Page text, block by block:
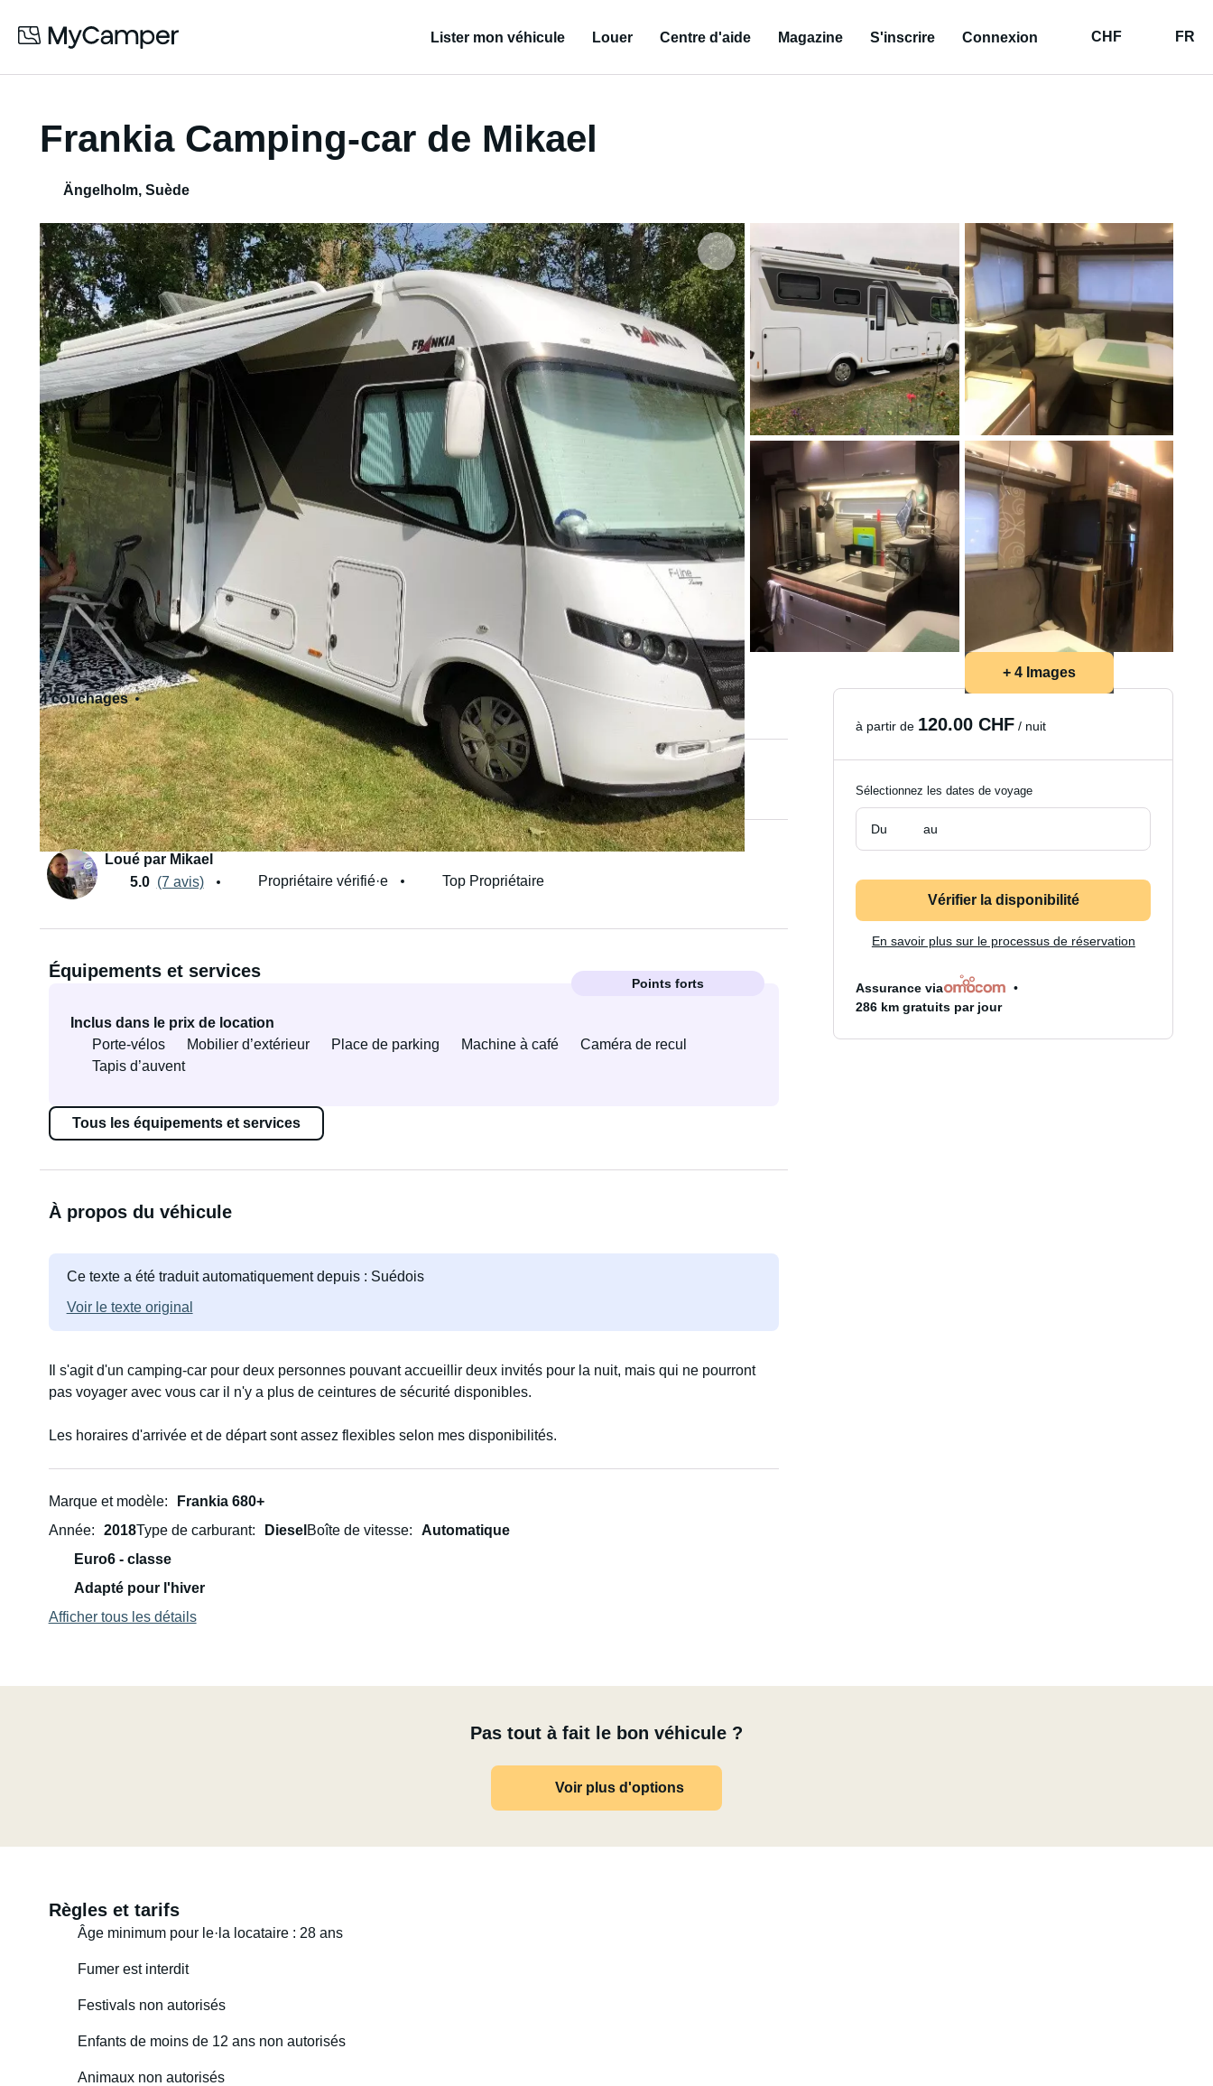
Lister mon véhicule Louer Centre d'aide Magazine S'inscrire Connexion CHF FR
Frankia Camping-car de Mikael
Ängelholm, Suède
+ 4 Images
4 couchages
2 siège(s)
Permis de conduire - Cat. C
Loué par Mikael
5.0 (7 avis) Propriétaire vérifié·e Top Propriétaire
Équipements et services
Points forts
Inclus dans le prix de location
Porte-vélos
Mobilier d’extérieur Place de parking Machine à café
Caméra de recul
Tapis d’auvent
Tous les équipements et services
À propos du véhicule
Ce texte a été traduit automatiquement depuis : Suédois
Voir le texte original
Il s'agit d'un camping-car pour deux personnes pouvant accueillir deux invités pour la nuit, mais qui ne pourront
pas voyager avec vous car il n'y a plus de ceintures de sécurité disponibles.
Les horaires d'arrivée et de départ sont assez flexibles selon mes disponibilités.
Marque et modèle
Frankia 680+
Année
2018Type de carburant Diesel Boîte de vitesse
Automatique
Euro6 - classe
Adapté pour l'hiver
Afficher tous les détails
Pas tout à fait le bon véhicule ?
Voir plus d'options
Règles et tarifs
Âge minimum pour le·la locataire : 28 ans
Fumer est interdit
Festivals non autorisés
Enfants de moins de 12 ans non autorisés
Animaux non autorisés
à partir de 120.00 CHF / nuit
Sélectionnez les dates de voyage
Du au
Vérifier la disponibilité
En savoir plus sur le processus de réservation
Assurance via
286 km gratuits par jour